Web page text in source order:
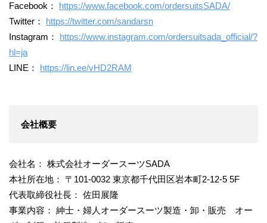
Facebook： https://www.facebook.com/ordersuitsSADA/
Twitter： https://twitter.com/sandarsn
Instagram： https://www.instagram.com/ordersuitsada_official/?
hl=ja
LINE： https://lin.ee/vHD2RAM
会社概要
会社名： 株式会社オーダースーツSADA
本社所在地： 〒101-0032 東京都千代田区岩本町2-12-5 5F
代表取締役社長： 佐田展隆
事業内容： 紳士・婦人オーダースーツ製造・卸・販売 オー